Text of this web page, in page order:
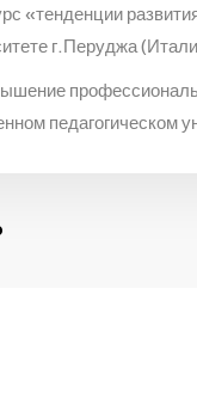
«тенденции
г.Перуджа
педагогическом